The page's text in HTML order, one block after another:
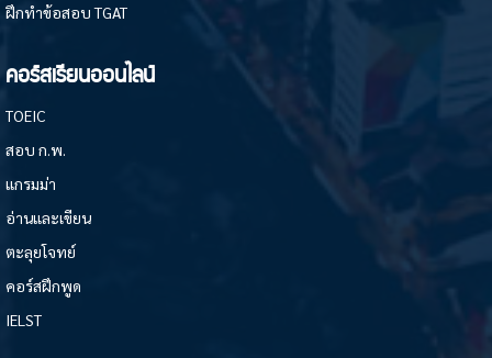
ฝึกทำข้อสอบ TGAT
คอร์สเรียนออนไลน์
TOEIC
สอบ ก.พ.
แกรมม่า
อ่านและเขียน
ตะลุยโจทย์
คอร์สฝึกพูด
IELST